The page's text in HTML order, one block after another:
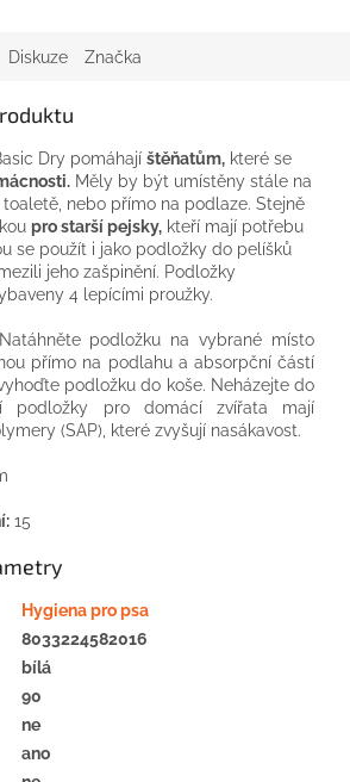
Diskuze Značka
Dry pomáhají štěňatům, které se
Měly by být umístěny stále na
nebo přímo na podlaze. Stejně
pro starší pejsky, kteří mají potřebu
se použít i jako podložky do pelíšků
jeho zašpinění. Podložky
4 lepícími proužky.
podložku na vybrané místo
přímo na podlahu a absorpční částí
podložku do koše. Neházejte do
podložky pro domácí zvířata mají
(SAP), které zvyšují nasákavost.
15
Hygiena pro psa
8033224582016
bílá
90
ne
ano